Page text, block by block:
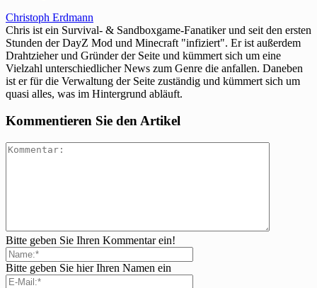
Christoph Erdmann
Chris ist ein Survival- & Sandboxgame-Fanatiker und seit den ersten
Stunden der DayZ Mod und Minecraft "infiziert". Er ist außerdem
Drahtzieher und Gründer der Seite und kümmert sich um eine
Vielzahl unterschiedlicher News zum Genre die anfallen. Daneben
ist er für die Verwaltung der Seite zuständig und kümmert sich um
quasi alles, was im Hintergrund abläuft.
Kommentieren Sie den Artikel
Bitte geben Sie Ihren Kommentar ein!
Bitte geben Sie hier Ihren Namen ein